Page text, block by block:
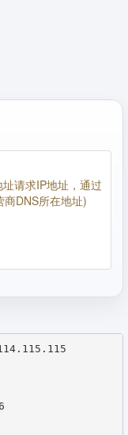
请求IP地址，通过
DNS所在地址)